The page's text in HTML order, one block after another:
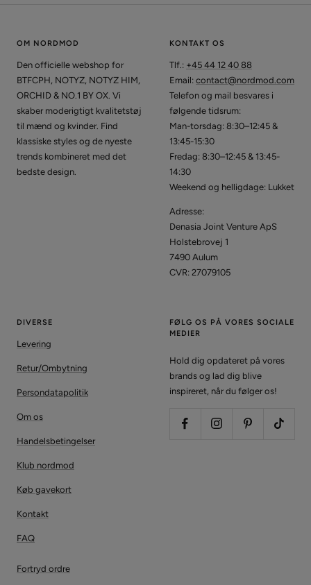
OM NORDMOD
Den officielle webshop for
BTFCPH, NOTYZ, NOTYZ HIM,
ORCHID & NO.1 BY OX. Vi
skaber moderigtigt kvalitetstøj
til mænd og kvinder. Find
klassiske styles og de nyeste
trends kombineret med det
bedste design.
KONTAKT OS
Tlf.: +45 44 12 40 88
Email: contact@nordmod.com
Telefon og mail besvares i
følgende tidsrum:
Man-torsdag: 8:30–12:45 &
13:45-15:30
Fredag: 8:30–12:45 & 13:45-
14:30
Weekend og helligdage: Lukket
Adresse:
Denasia Joint Venture ApS
Holstebrovej 1
7490 Aulum
CVR: 27079105
DIVERSE
Levering
Retur/Ombytning
Persondatapolitik
Om os
Handelsbetingelser
Klub nordmod
Køb gavekort
Kontakt
FAQ
Fortryd ordre
FØLG OS PÅ VORES SOCIALE
MEDIER
Hold dig opdateret på vores
brands og lad dig blive
inspireret, når du følger os!